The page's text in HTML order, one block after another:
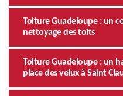
Toiture Guadeloupe : un
nettoyage des toits
Toiture Guadeloupe : un
place des velux à Saint